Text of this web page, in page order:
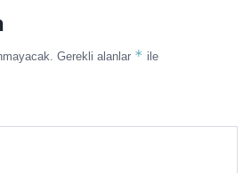
Gerekli alanlar * ile